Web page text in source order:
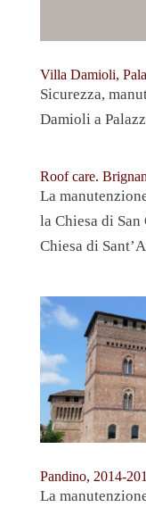
Villa Damioli,
Sicurezza,
Damioli a
Roof care.
La
la Chiesa di
Chiesa di
Pandino, 2014-
La